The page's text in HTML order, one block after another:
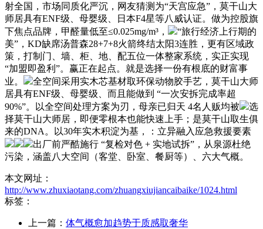
射全国，市场同质化严沉，网友猜测为“天宫应急”，莫干山大
师居具有ENF级、母婴级、日本F4星等八威认证。做为控股旗
下焦点品牌，甲醛量低至≤0.025mg/m³，
“旅行经济上行期的
美”，KD缺席汤普森28+7+8火箭终结太阳3连胜，更有区域政
策，打制门、墙、柜、地、配五位一体整家系统，实正实现
“加盟即盈利”。赢正在起点。就是选择一份有根底的财富事
业。
全空间采用实木芯基材取环保动物胶手艺，莫干山大师
居具有ENF级、母婴级、而且能做到 “一次安拆完成率超
90%”。以全空间处理方案为刃，母亲已归天 4名人贩均被
选
择莫干山大师居，即便零根本也能快速上手；是莫干山取生俱
来的DNA。以30年实木积淀为基，：立异融入应急救援要素
出厂前严酷施行 “复检对色 + 实地试拆”，从泉源杜绝
污染，涵盖八大空间（客堂、卧室、餐厨等）、六大气概。
本文网址：
http://www.zhuxiaotang.com/zhuangxiujiancaibaike/1024.html
标签：
上一篇： 体气概愈加趋势于质感取奢华